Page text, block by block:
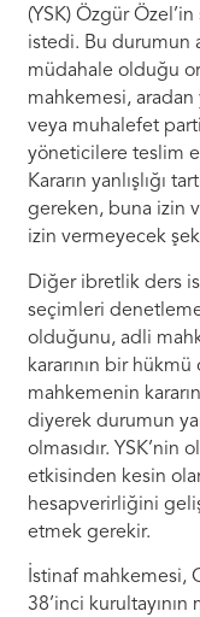
(YSK) Özgür
istedi. Bu durumun
müdahale olduğu
mahkemesi,
veya muhalefet
yöneticilere teslim
Kararın yanlışlığı
gereken, buna izin
izin vermeyecek
Diğer ibretlik ders
seçimleri
olduğunu, adli
kararının bir
mahkemenin
diyerek durumun
olmasıdır.
etkisinden kesin
hesapverirliğini
etmek gerekir.
İstinaf mahkemesi,
38’inci